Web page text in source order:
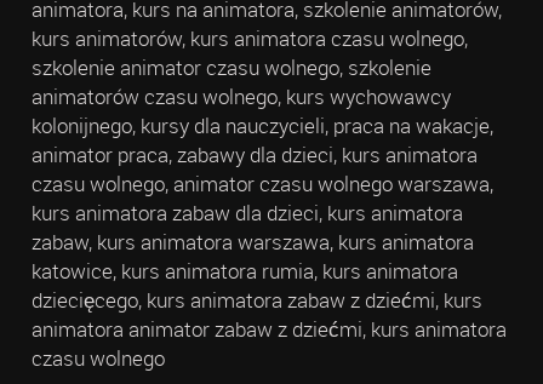
animatora, kurs na animatora, szkolenie animatorów,
kurs animatorów, kurs animatora czasu wolnego,
szkolenie animator czasu wolnego, szkolenie
animatorów czasu wolnego, kurs wychowawcy
kolonijnego, kursy dla nauczycieli, praca na wakacje,
animator praca, zabawy dla dzieci, kurs animatora
czasu wolnego, animator czasu wolnego warszawa,
kurs animatora zabaw dla dzieci, kurs animatora
zabaw, kurs animatora warszawa, kurs animatora
katowice, kurs animatora rumia, kurs animatora
dziecięcego, kurs animatora zabaw z dziećmi, kurs
animatora animator zabaw z dziećmi, kurs animatora
czasu wolnego